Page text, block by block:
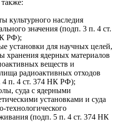
культурного наследия
значения (подп. 3 п. 4 ст.
РФ);
установки для научных целей,
хранения ядерных материалов
веществ и
радиоактивных отходов
4 п. 4 ст. 374 НК РФ);
суда с ядерными
установками и суда
технологического
(подп. 5 п. 4 ст. 374 НК